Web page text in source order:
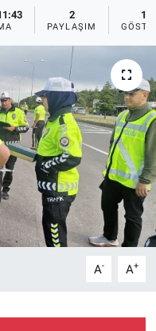
2
PAYLAŞIM
13
A- A+